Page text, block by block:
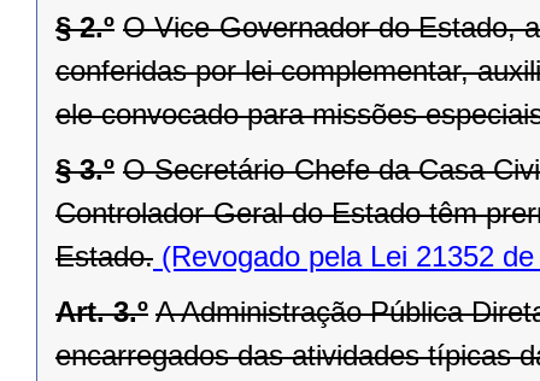
§ 2.º O Vice-Governador do Estado,
conferidas por lei complementar,
ele convocado para missões
§ 3.º O Secretário-Chefe da Casa
Controlador-Geral do Estado têm
Estado. (Revogado pela Lei 21352
Art. 3.º A Administração Pública
encarregados das atividades típicas